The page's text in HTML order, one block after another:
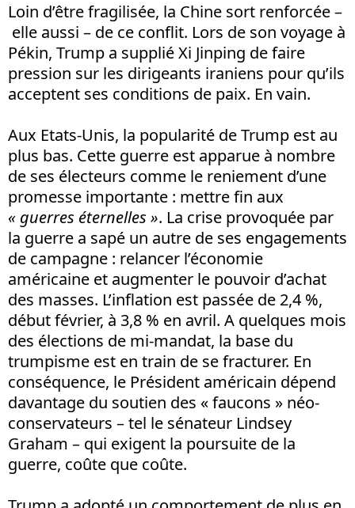
Loin d’être fragilisée, la Chine sort renforcée –
elle aussi – de ce conflit. Lors de son voyage à
Pékin, Trump a supplié Xi Jinping de faire
pression sur les dirigeants iraniens pour qu’ils
acceptent ses conditions de paix. En vain.
Aux Etats-Unis, la popularité de Trump est au
plus bas. Cette guerre est apparue à nombre
de ses électeurs comme le reniement d’une
promesse importante : mettre fin aux
« guerres éternelles ». La crise provoquée par
la guerre a sapé un autre de ses engagements
de campagne : relancer l’économie
américaine et augmenter le pouvoir d’achat
des masses. L’inflation est passée de 2,4 %,
début février, à 3,8 % en avril. A quelques mois
des élections de mi-mandat, la base du
trumpisme est en train de se fracturer. En
conséquence, le Président américain dépend
davantage du soutien des « faucons » néo-
conservateurs – tel le sénateur Lindsey
Graham – qui exigent la poursuite de la
guerre, coûte que coûte.